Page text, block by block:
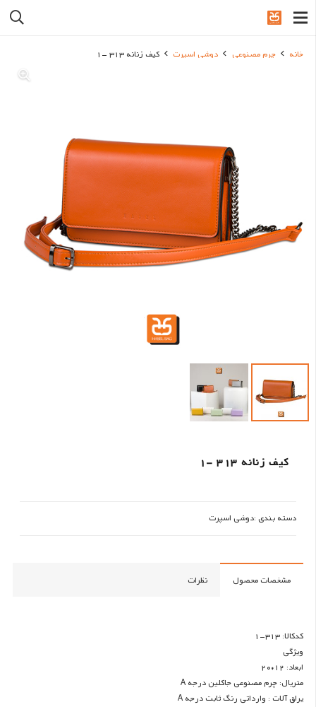
خانه چرم مصنوعی دوشی اسپرت کیف زنانه 313 -1
کیف زنانه 313 -1
دسته بندی :دوشی اسپرت
مشخصات محصول نظرات
کدکالا: 313-1
ویژگی
ابعاد: 12*20
متریال: چرم مصنوعی جاکلین درجه A
یراق آلات : وارداتی رنگ ثابت درجه A